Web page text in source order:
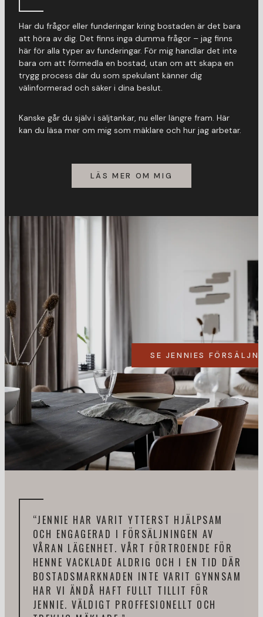
Har du frågor eller funderingar kring bostaden är det bara
att höra av dig. Det finns inga dumma frågor – jag finns
här för alla typer av funderingar. För mig handlar det inte
bara om att förmedla en bostad, utan om att skapa en
trygg process där du som spekulant känner dig
välinformerad och säker i dina beslut.
Kanske går du själv i säljtankar, nu eller längre fram. Här
kan du läsa mer om mig som mäklare och hur jag arbetar.
LÄS MER OM MIG
SE JENNIES
“JENNIE HAR VARIT YTTERST HJÄLPSAM
OCH ENGAGERAD I FÖRSÄLJNINGEN AV
VÅRAN LÄGENHET. VÅRT FÖRTROENDE FÖR
HENNE VACKLADE ALDRIG OCH I EN TID DÄR
BOSTADSMARKNADEN INTE VARIT GYNNSAM
HAR VI ÄNDÅ HAFT FULLT TILLIT FÖR
JENNIE. VÄLDIGT PROFFESIONELLT OCH